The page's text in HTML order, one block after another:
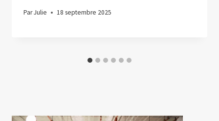
ParJulie 18 septembre 2025